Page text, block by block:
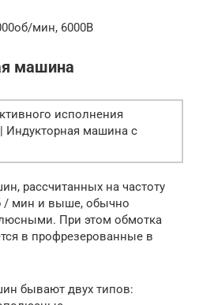
мин, 6000В
машина
исполнения
Индукторная машина с
рассчитанных на частоту
/ мин и выше, обычно
При этом обмотка
в профрезерованные в
бывают двух типов: